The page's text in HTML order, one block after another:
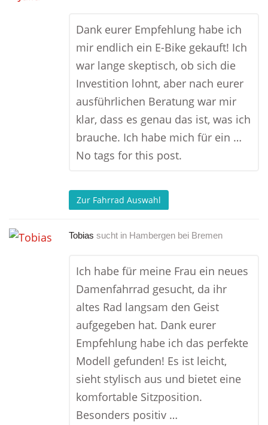
Dank eurer Empfehlung habe ich
mir endlich ein E-Bike gekauft! Ich
war lange skeptisch, ob sich die
Investition lohnt, aber nach eurer
ausführlichen Beratung war mir
klar, dass es genau das ist, was ich
brauche. Ich habe mich für ein …
No tags for this post.
Zur Fahrrad Auswahl
Tobias sucht in Hambergen bei Bremen
Ich habe für meine Frau ein neues
Damenfahrrad gesucht, da ihr
altes Rad langsam den Geist
aufgegeben hat. Dank eurer
Empfehlung habe ich das perfekte
Modell gefunden! Es ist leicht,
sieht stylisch aus und bietet eine
komfortable Sitzposition.
Besonders positiv …